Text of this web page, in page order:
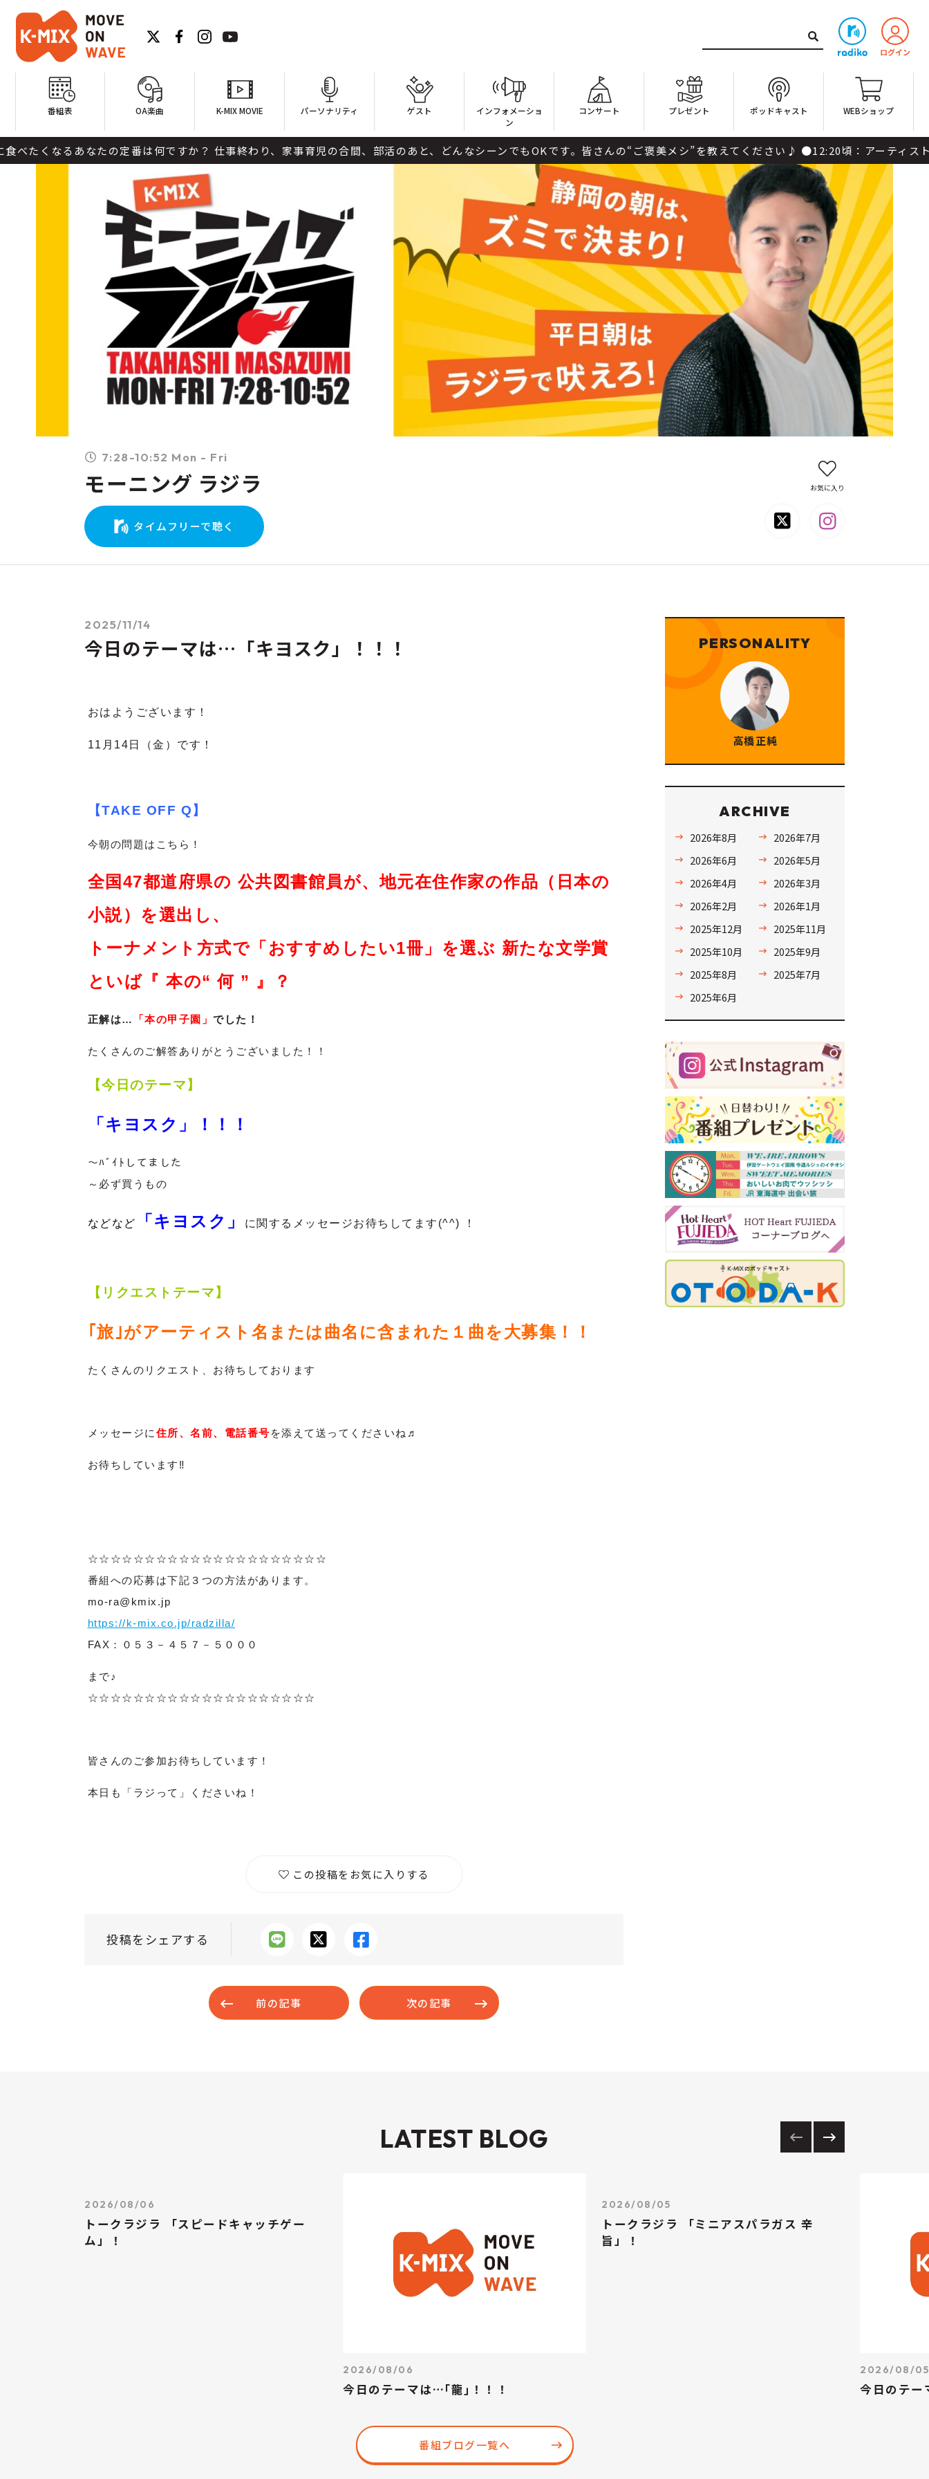
番組表 OA楽曲 K-MIX MOVIE パーソナリティ ゲスト
インフォメーショ
ン
コンサート プレゼント ポッドキャスト WEBショップ
定番は何ですか？ 仕事終わり、家事育児の合間、部活のあと、どんなシーンでもOKです。皆さんの“ご褒美メシ”を教えてください♪ ●12:20頃：アーティストの皆さ
7:28-10:52 Mon - Fri
モーニング ラジラ
タイムフリーで聴く
お気に入り
2025/11/14
今日のテーマは…「キヨスク」！！！
おはようございます！
11月14 日（金）です！
【TAKE OFF Q】
今朝の問題はこちら！
全国47都道府県の 公共図書館員が、地元在住作家の作品（日本の
小説）を選出し、
トーナメント方式で「おすすめしたい1冊」を選ぶ 新たな文学賞
といば『 本の“ 何 ” 』？
正解は… 「本の甲子園」 でした！
たくさんのご解答ありがとうございました ！！
【今日のテーマ】
「キヨスク」！！！
～ﾊﾞｲﾄしてました
～必ず買うもの
などなど 「キヨスク 」 に関するメッセージお待ちしてます(^^) ！
【リクエストテーマ】
｢旅｣がアーティスト名または曲名に含まれた１曲を大募集！！
たくさんのリクエスト、お待ちしております
メッセージに 住所、名前、電話番号 を添えて送ってくださいね♬
お待ちしています‼
☆☆☆☆☆☆☆☆☆☆☆☆☆☆☆☆☆☆☆☆☆
番組への応募は下記３つの方法があります。
mo-ra@kmix.jp
https://k-mix.co.jp/radzilla/
FAX：０５３－４５７－５０００
まで♪
☆☆☆☆☆☆☆☆☆☆☆☆☆☆☆☆☆☆☆☆
皆さんのご参加お待ちしています！
本日も「ラジって」くださいね！
この投稿をお気に入りする
投稿をシェアする
前の記事 次の記事
PERSONALITY
高橋 正純
ARCHIVE
2026年8月
2026年7月
2026年6月
2026年5月
2026年4月
2026年3月
2026年2月
2026年1月
2025年12月
2025年11月
2025年10月
2025年9月
2025年8月
2025年7月
2025年6月
LATEST BLOG
2026/08/06
トークラジラ 「スピードキャッチゲー
ム」！
2026/08/06
今日のテーマは…｢龍｣！！！
2026/08/05
トークラジラ 「ミニアスパラガス 辛
旨」！
2026/08/05
今日のテ
番組ブログ一覧へ